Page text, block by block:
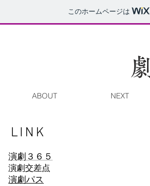
このホームページは
ABOUT NEXT
LINK
演劇３６５
演劇交差点
演劇パス